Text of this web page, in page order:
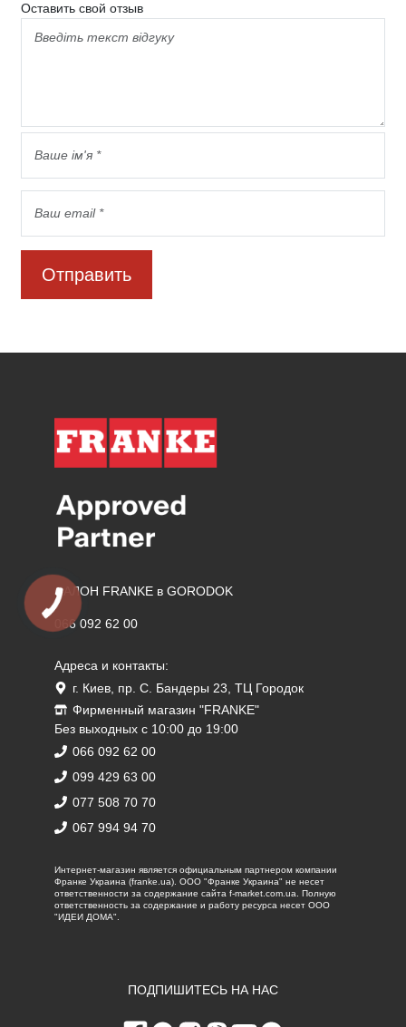
Оставить свой отзыв
Отправить
САЛОН FRANKE в GORODOK
066 092 62 00
Адреса и контакты:
г. Киев, пр. С. Бандеры 23, ТЦ Городок
Фирменный магазин "FRANKE"
Без выходных с 10:00 до 19:00
066 092 62 00
099 429 63 00
077 508 70 70
067 994 94 70
Интернет-магазин является официальным партнером компании
Франке Украина (franke.ua). ООО "Франке Украина" не несет
ответственности за содержание сайта f-market.com.ua. Полную
ответственность за содержание и работу ресурса несет ООО
"ИДЕИ ДОМА".
ПОДПИШИТЕСЬ НА НАС